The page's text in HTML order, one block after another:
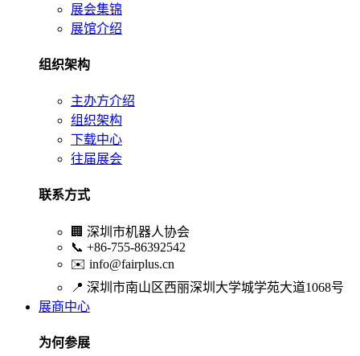
展会集锦
展馆介绍
组织架构
主办方介绍
组织架构
下载中心
往届展会
联系方式
🏢 深圳市机器人协会
📞 +86-755-86392542
✉️ info@fairplus.cn
📍 深圳市南山区西丽深圳大学城学苑大道1068号
展商中心
为何参展